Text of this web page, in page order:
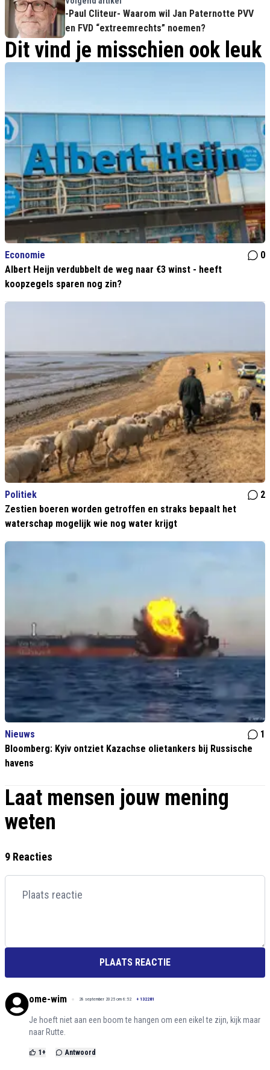
-Paul Cliteur- Waarom wil Jan Paternotte PVV
en FVD “extreemrechts” noemen?
Dit vind je misschien ook leuk
Economie
0
Albert Heijn verdubbelt de weg naar €3 winst - heeft
koopzegels sparen nog zin?
Politiek
2
Zestien boeren worden getroffen en straks bepaalt het
waterschap mogelijk wie nog water krijgt
Nieuws
1
Bloomberg: Kyiv ontziet Kazachse olietankers bij Russische
havens
Laat mensen jouw mening
weten
9 Reacties
PLAATS REACTIE
ome-wim 28 september 2025 om 6:52 + 132281
Je hoeft niet aan een boom te hangen om een eikel te zijn, kijk maar
naar Rutte.
1 + Antwoord